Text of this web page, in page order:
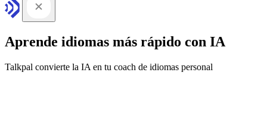
Aprende idiomas más rápido con IA
Talkpal convierte la IA en tu coach de idiomas personal